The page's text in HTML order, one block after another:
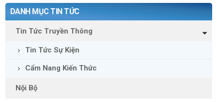
DANH MỤC TIN TỨC
Tin Tức Truyền Thông
Tin Tức Sự Kiện
Cẩm Nang Kiến Thức
Nội Bộ